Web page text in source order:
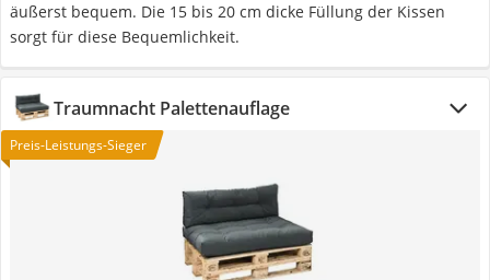
äußerst bequem. Die 15 bis 20 cm dicke Füllung der Kissen
sorgt für diese Bequemlichkeit.
Traumnacht Palettenauflage
Preis-Leistungs-Sieger